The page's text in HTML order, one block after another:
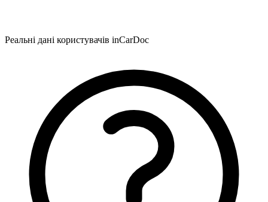
Реальні дані користувачів inCarDoc